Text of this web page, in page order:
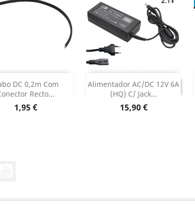
DC 0,2m Com
Recto...
Preço
1,95 €
Adicionar 
Dados do produto
Alimentador AC/DC 12V 6A
(HQ) C/ Jack...
Preço
15,90 €
DESCONTINUADO
DESCONTINUADO